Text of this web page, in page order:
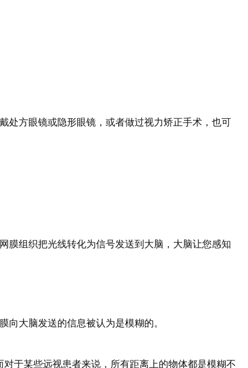
处方眼镜或隐形眼镜，或者做过视力矫正手术，也可
膜组织把光线转化为信号发送到大脑，大脑让您感知
大脑发送的信息被认为是模糊的。
于某些远视患者来说，所有距离上的物体都是模糊不